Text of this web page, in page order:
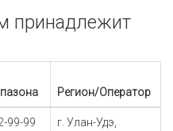
принадлежит
Регион/Оператор
99-99
г. Улан-Удэ,